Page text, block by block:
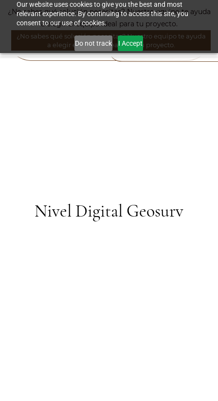
Our website uses cookies to give you the best and most
relevant experience. By continuing to access this site, you
consent to our use of cookies.
Do not track I Accept
Skip to
main
content
Nivel Digital Geosurv
¿No sabes qué solución necesitas? Nuestro equipo te ayuda
a elegir el equipo ideal para tu proyecto.
¿No sabes qué solución necesitas? Nuestro equipo te ayuda
a elegir el equipo ideal para tu proyecto.